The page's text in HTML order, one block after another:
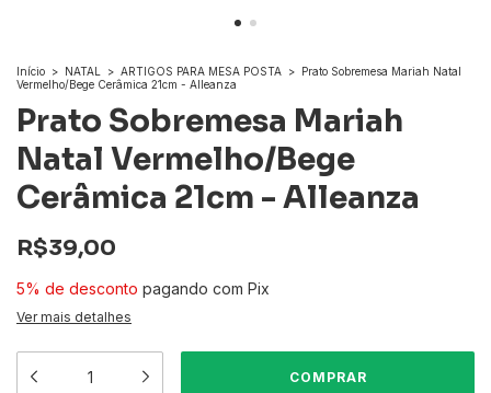
Início > NATAL > ARTIGOS PARA MESA POSTA > Prato Sobremesa Mariah Natal
Vermelho/Bege Cerâmica 21cm - Alleanza
Prato Sobremesa Mariah
Natal Vermelho/Bege
Cerâmica 21cm - Alleanza
R$39,00
5% de desconto pagando com Pix
Ver mais detalhes